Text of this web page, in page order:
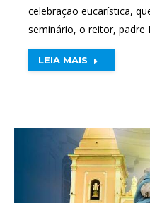
celebração eucarística,
seminário, o reitor, padre
LEIA MAIS